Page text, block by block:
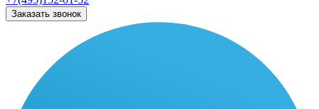
Заказать звонок